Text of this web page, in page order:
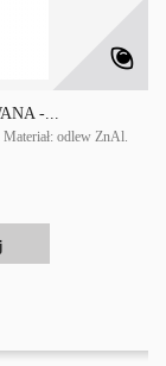
-...
odlew ZnAl.